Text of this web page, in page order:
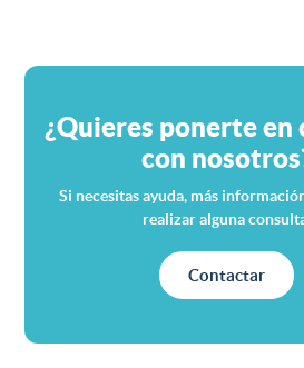
¿Quieres ponerte
con
Si necesitas ayuda, más
realizar alguna
Contactar